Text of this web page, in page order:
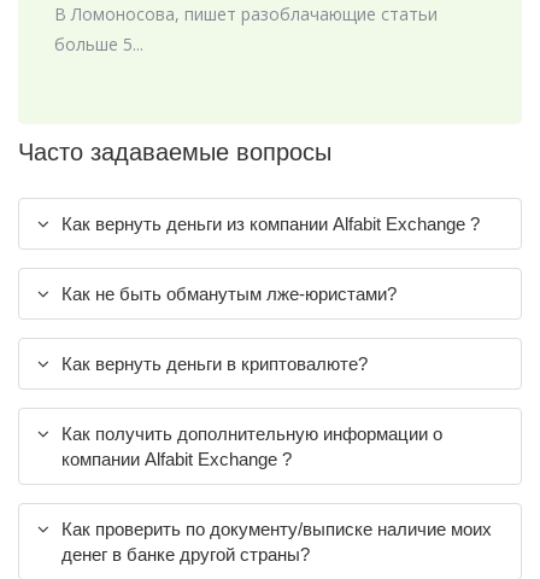
В Ломоносова, пишет разоблачающие статьи
больше 5...
Часто задаваемые вопросы
Как вернуть деньги из компании Alfabit Exchange ?
Как не быть обманутым лже-юристами?
Как вернуть деньги в криптовалюте?
Как получить дополнительную информации о
компании Alfabit Exchange ?
Как проверить по документу/выписке наличие моих
денег в банке другой страны?